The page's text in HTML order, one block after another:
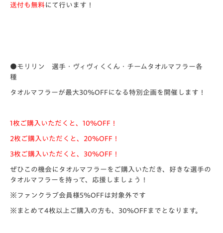
送付も無料にて行います！
●モリリン 選手・ヴィヴィくくん・チームタオルマフラー各
種
タオルマフラーが最大30％OFFになる特別企画を開催します！
1枚ご購入いただくと、10％OFF！
2枚ご購入いただくと、20％OFF！
3枚ご購入いただくと、30％OFF！
ぜひこの機会にタオルマフラーをご購入いただき、好きな選手の
タオルマフラーを持って、応援しましょう！
※ファンクラブ会員様5％OFFは対象外です
※まとめて4枚以上ご購入の方も、30％OFFまでとなります。